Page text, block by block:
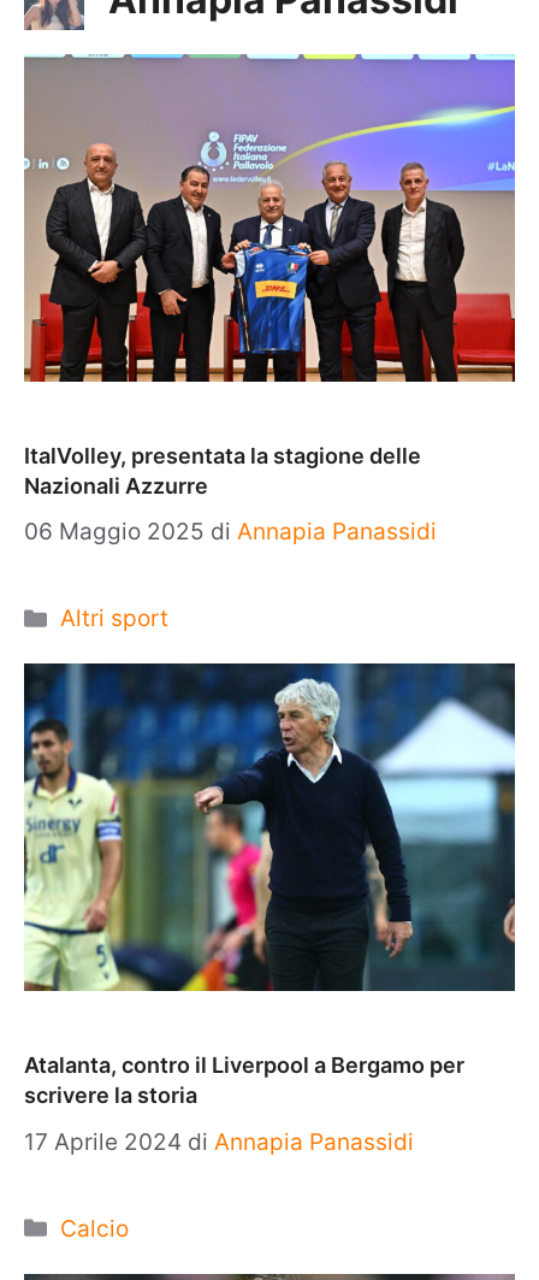
ItalVolley, presentata la stagione delle
Nazionali Azzurre
06 Maggio 2025 di Annapia Panassidi
Categorie
Altri sport
Atalanta, contro il Liverpool a Bergamo per
scrivere la storia
17 Aprile 2024 di Annapia Panassidi
Categorie
Calcio